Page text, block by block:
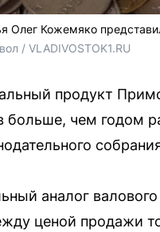
Олег Кожемяко
/ VLADIVOSTOK1.RU
продукт
больше, чем годом
аналог
ценой продажи